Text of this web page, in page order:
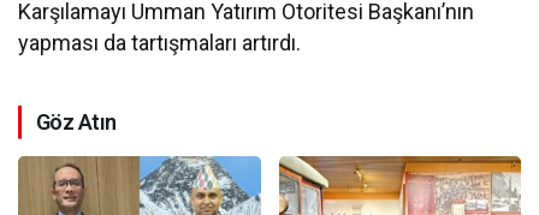
Karşılamayı Umman Yatırım Otoritesi Başkanı’nın
yapması da tartışmaları artırdı.
Göz Atın